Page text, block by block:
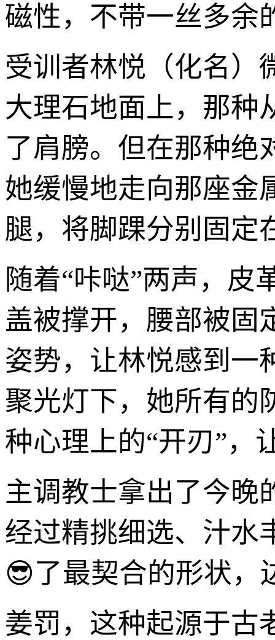
磁性，不带一丝多余
受训者林悦（化名）
大理石地面上，那种
了肩膀。但在那种绝
她缓慢地走向那座金
腿，将脚踝分别固定
随着“咔哒”两声，皮
盖被撑开，腰部被固
姿势，让林悦感到一
聚光灯下，她所有的
种心理上的“开刃”，
主调教士拿出了今
经过精挑细选、汁水
😎了最契合的形状，
姜罚，这种起源于古